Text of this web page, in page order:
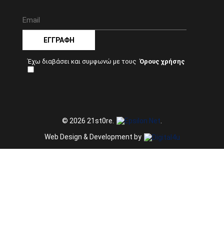
ΕΓΓΡΑΦΉ
Έχω διαβάσει και συμφωνώ με τους
© 2026 21st0re.
Web Design & Development by